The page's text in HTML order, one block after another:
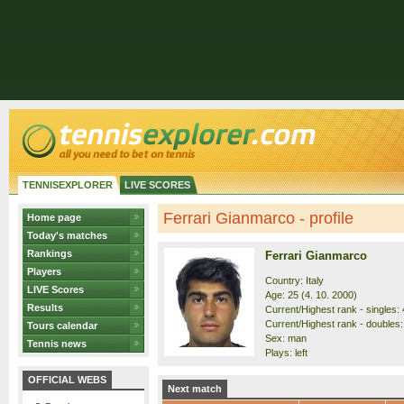
TENNISEXPLORER LIVE SCORES
Home page
Today's matches
Rankings
Players
LIVE Scores
Results
Tours calendar
Tennis news
OFFICIAL WEBS
Ferrari Gianmarco - profile
Ferrari Gianmarco
Country: Italy
Age: 25 (4. 10. 2000)
Current/Highest rank - singles:
Current/Highest rank -
Sex: man
Plays: left
Next match